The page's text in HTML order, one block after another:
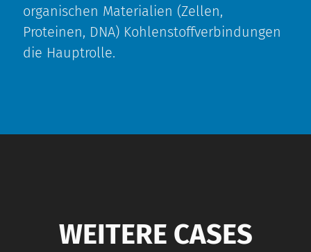
organischen Materialien (Zellen,
Proteinen, DNA) Kohlenstoffverbindungen
die Hauptrolle.
WEITERE CASES